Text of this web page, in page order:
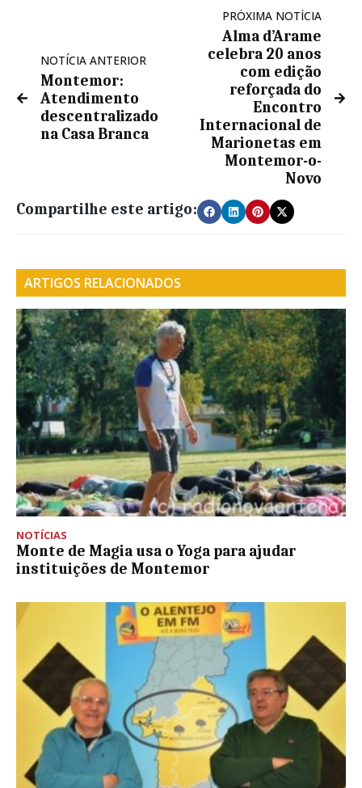
NOTÍCIA ANTERIOR
Montemor:
Atendimento
descentralizado
na Casa Branca
PRÓXIMA NOTÍCIA
Alma d’Arame
celebra 20 anos
com edição
reforçada do
Encontro
Internacional de
Marionetas em
Montemor-o-
Novo
Compartilhe este artigo:
ARTIGOS RELACIONADOS
NOTÍCIAS
Monte de Magia usa o Yoga para ajudar
instituições de Montemor